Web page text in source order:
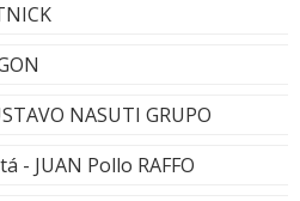
NASUTI GRUPO
- JUAN Pollo RAFFO